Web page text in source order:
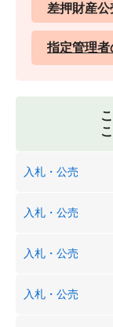
差押財産公
指定管理者
入札・公売
入札・公売
入札・公売
入札・公売